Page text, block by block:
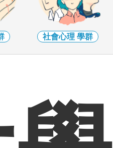
社會心理 學群